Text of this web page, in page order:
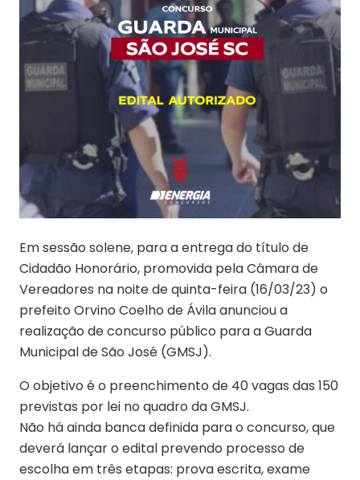
Em sessão solene, para a entrega do título de
Cidadão Honorário, promovida pela Câmara de
Vereadores na noite de quinta-feira (16/03/23) o
prefeito Orvino Coelho de Ávila anunciou a
realização de concurso público para a Guarda
Municipal de São José (GMSJ).
O objetivo é o preenchimento de 40 vagas das 150
previstas por lei no quadro da GMSJ.
Não há ainda banca definida para o concurso, que
deverá lançar o edital prevendo processo de
escolha em três etapas: prova escrita, exame